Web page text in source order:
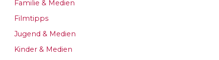
Familie & Medien
Filmtipps
Jugend & Medien
Kinder & Medien